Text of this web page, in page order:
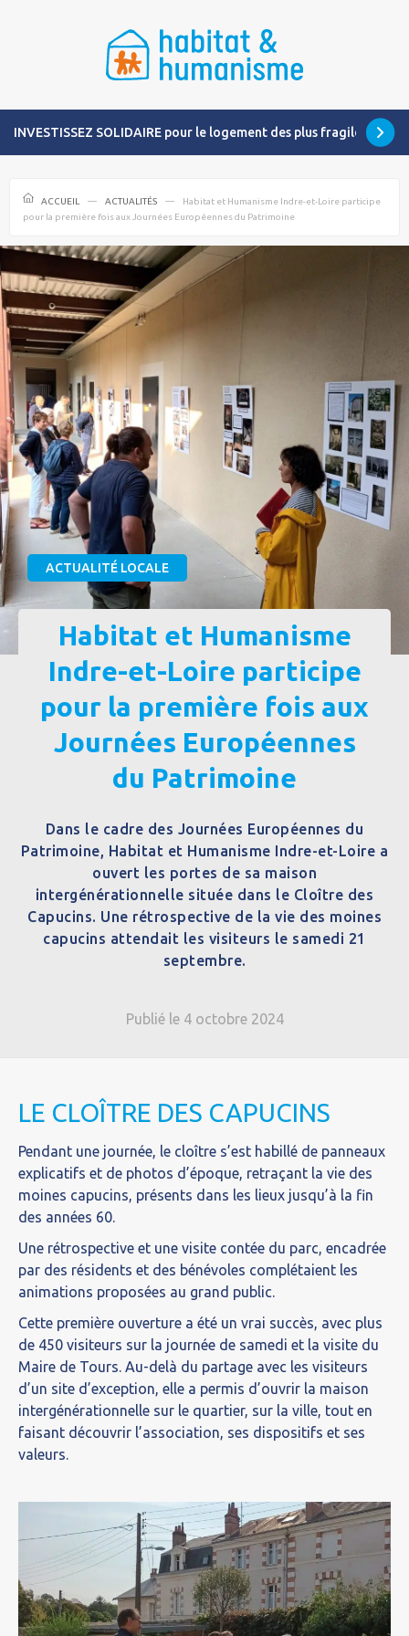
INVESTISSEZ SOLIDAIRE pour le logement des plus fragiles
ACCUEIL ACTUALITÉS
Habitat et Humanisme Indre-et-Loire participe
pour la première fois aux Journées Européennes du Patrimoine
ACTUALITÉ LOCALE
Habitat et Humanisme
Indre-et-Loire participe
pour la première fois aux
Journées Européennes
du Patrimoine
Dans le cadre des Journées Européennes du
Patrimoine, Habitat et Humanisme Indre-et-Loire a
ouvert les portes de sa maison
intergénérationnelle située dans le Cloître des
Capucins. Une rétrospective de la vie des moines
capucins attendait les visiteurs le samedi 21
septembre.
Publié le 4 octobre 2024
LE CLOÎTRE DES CAPUCINS
Pendant une journée, le cloître s’est habillé de panneaux
explicatifs et de photos d’époque, retraçant la vie des
moines capucins, présents dans les lieux jusqu’à la fin
des années 60.
Une rétrospective et une visite contée du parc, encadrée
par des résidents et des bénévoles complétaient les
animations proposées au grand public.
Cette première ouverture a été un vrai succès, avec plus
de 450 visiteurs sur la journée de samedi et la visite du
Maire de Tours. Au-delà du partage avec les visiteurs
d’un site d’exception, elle a permis d’ouvrir la maison
intergénérationnelle sur le quartier, sur la ville, tout en
faisant découvrir l’association, ses dispositifs et ses
valeurs.